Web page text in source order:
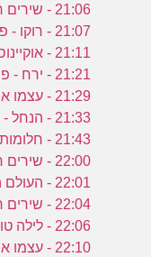
21:06 - שירים ראשונים - פרק 28
21:07 - רוקו - פרק 3
21:11 - אוקיינוס - פרק 10
21:21 - ירח - פרק 34
21:29 - עצמו את העיניים - פרק 12
21:33 - הנחל - פרק 14
21:43 - חלומות - פרק 2
22:00 - שירים ראשונים - פרק 70
22:01 - העולם המופלא - פרק 13
22:04 - שירים ראשונים - פרק 59
22:06 - לילה טוב - פרק 8
22:10 - עצמו את העיניים - פרק 10